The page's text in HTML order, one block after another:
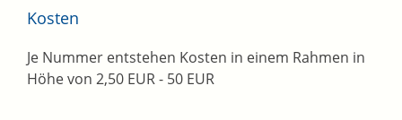
Kosten
Je Nummer entstehen Kosten in einem Rahmen in
Höhe von 2,50 EUR - 50 EUR